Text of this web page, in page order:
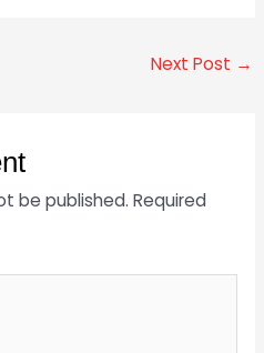
Next Post →
be published. Required